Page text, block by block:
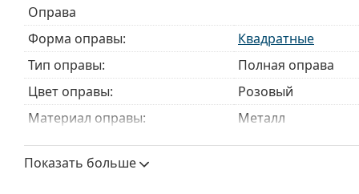
Оправа
Форма оправы:
Квадратные
Тип оправы:
Полная оправа
Цвет оправы:
Розовый
Материал оправы:
Металл
Размер:
M
Ширина:
Показать больше